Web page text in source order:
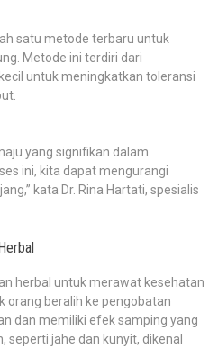
satu metode terbaru untuk
Metode ini terdiri dari
untuk meningkatkan toleransi
yang signifikan dalam
ini, kita dapat mengurangi
kata Dr. Rina Hartati, spesialis
herbal untuk merawat kesehatan
orang beralih ke pengobatan
dan memiliki efek samping yang
seperti jahe dan kunyit, dikenal